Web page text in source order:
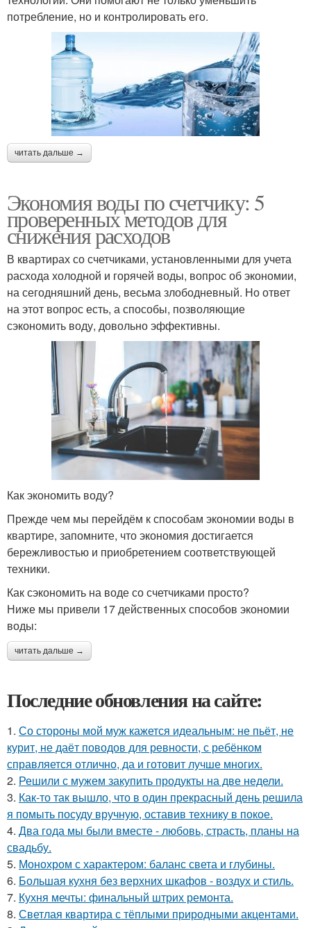
потребление, но и контролировать его.
читать дальше →
Экономия воды по счетчику: 5
проверенных методов для
снижения расходов
В квартирах со счетчиками, установленными для учета
расхода холодной и горячей воды, вопрос об экономии,
на сегодняшний день, весьма злободневный. Но ответ
на этот вопрос есть, а способы, позволяющие
сэкономить воду, довольно эффективны.
Как экономить воду?
Прежде чем мы перейдём к способам экономии воды в
квартире, запомните, что экономия достигается
бережливостью и приобретением соответствующей
техники.
Как сэкономить на воде со счетчиками просто?
Ниже мы привели 17 действенных способов экономии
воды:
читать дальше →
Последние обновления на сайте:
1. Со стороны мой муж кажется идеальным: не пьёт, не
курит, не даёт поводов для ревности, с ребёнком
справляется отлично, да и готовит лучше многих.
2. Решили с мужем закупить продукты на две недели.
3. Как-то так вышло, что в один прекрасный день решила
я помыть посуду вручную, оставив технику в покое.
4. Два года мы были вместе - любовь, страсть, планы на
свадьбу.
5. Монохром с характером: баланс света и глубины.
6. Большая кухня без верхних шкафов - воздух и стиль.
7. Кухня мечты: финальный штрих ремонта.
8. Светлая квартира с тёплыми природными акцентами.